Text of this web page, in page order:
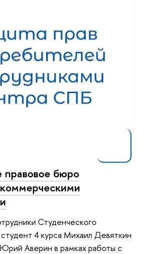
правовое бюро
Студенческого
4 курса Михаил Девяткин
Аверин в рамках работы с